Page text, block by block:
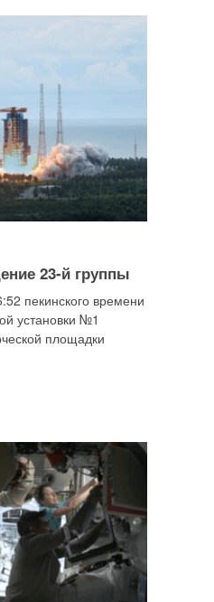
23-й группы
пекинского времени
установки №1
площадки